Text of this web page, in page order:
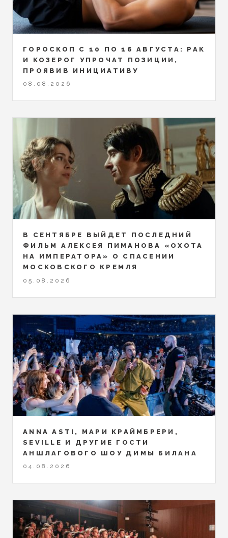
ГОРОСКОП С 10 ПО 16 АВГУСТА: РАК
И КОЗЕРОГ УПРОЧАТ ПОЗИЦИИ,
ПРОЯВИВ ИНИЦИАТИВУ
08.08.2026
В СЕНТЯБРЕ ВЫЙДЕТ ПОСЛЕДНИЙ
ФИЛЬМ АЛЕКСЕЯ ПИМАНОВА «ОХОТА
НА ИМПЕРАТОРА» О СПАСЕНИИ
МОСКОВСКОГО КРЕМЛЯ
05.08.2026
ANNA ASTI, МАРИ КРАЙМБРЕРИ,
SEVILLE И ДРУГИЕ ГОСТИ
АНШЛАГОВОГО ШОУ ДИМЫ БИЛАНА
04.08.2026